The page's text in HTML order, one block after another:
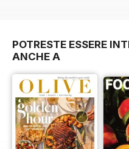
POTRESTE ESSERE
ANCHE A